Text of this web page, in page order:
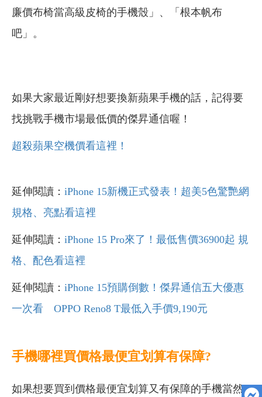
廉價布椅當高級皮椅的手機殼」、「根本帆布
吧」。
如果大家最近剛好想要換新蘋果手機的話，記得要
找挑戰手機市場最低價的傑昇通信喔！
超殺蘋果空機價看這裡！
延伸閱讀： iPhone 15新機正式發表！超美5色驚艷網
規格、亮點看這裡
延伸閱讀： iPhone 15 Pro來了！最低售價36900起 規
格、配色看這裡
延伸閱讀： iPhone 15預購倒數！傑昇通信五大優惠
一次看 OPPO Reno8 T最低入手價9,190元
手機哪裡買價格最便宜划算有保障?
如果想要買到價格最便宜划算又有保障的手機當然